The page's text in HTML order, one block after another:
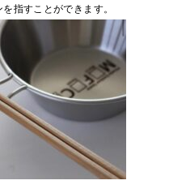
指すことができます。